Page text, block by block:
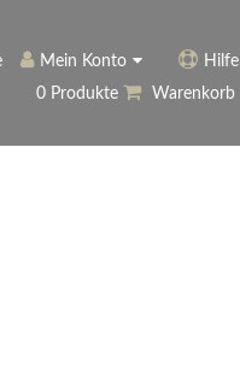
Mein Konto
Anmelden
Hilfe
0 Produkte
Warenkorb